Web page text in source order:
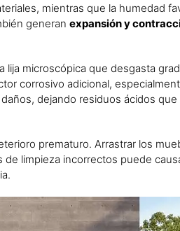
mientras que la humedad
generanexpansión y
lija microscópica que desgasta
corrosivo adicional,
dejando residuos ácidos
prematuro. Arrastrar los
limpieza incorrectos puede